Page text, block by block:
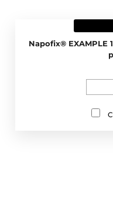
Napofix® EXAMPLE